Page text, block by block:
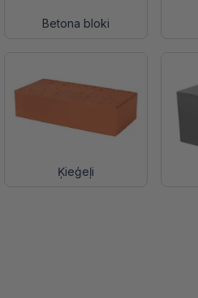
Betona bloki
Ķieģeļi